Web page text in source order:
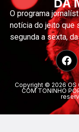
O programa
notícia do jeito que
segunda a sexta,
Copyright © 2026 OS
COM TONINHO